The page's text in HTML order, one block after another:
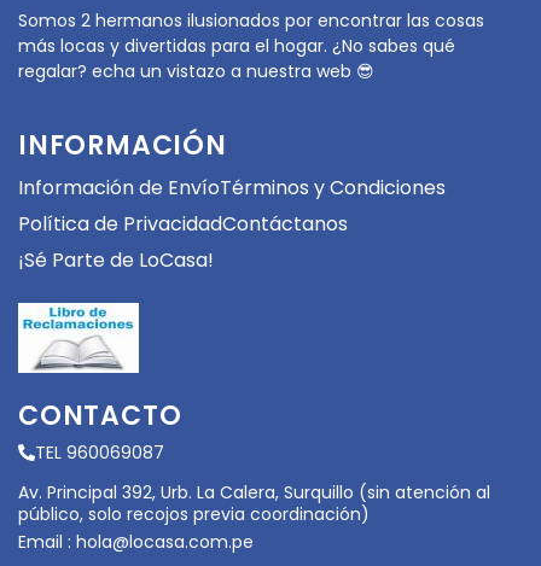
Somos 2 hermanos ilusionados por encontrar las cosas
más locas y divertidas para el hogar. ¿No sabes qué
regalar? echa un vistazo a nuestra web 😎
INFORMACIÓN
Información de EnvíoTérminos y Condiciones
Política de PrivacidadContáctanos
¡Sé Parte de LoCasa!
CONTACTO
TEL 960069087
Av. Principal 392, Urb. La Calera, Surquillo (sin atención al
público, solo recojos previa coordinación)
Email : hola@locasa.com.pe